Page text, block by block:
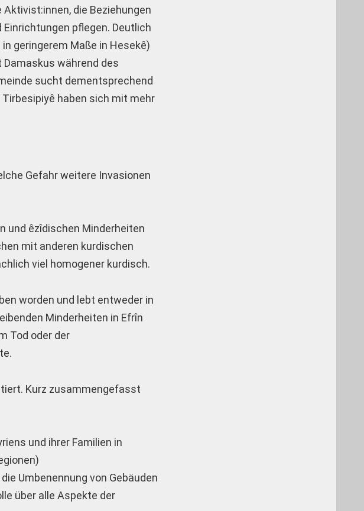
die Beziehungen
pflegen. Deutlich
geringerem Maße in Hesekê)
Damaskus während des
sucht dementsprechend
Tirbesipiyê haben sich mit mehr
Gefahr weitere Invasionen
und êzîdischen Minderheiten
mit anderen kurdischen
viel homogener kurdisch.
worden und lebt entweder in
Minderheiten in Efrîn
Tod oder der
Kurz zusammengefasst
und ihrer Familien in
Umbenennung von Gebäuden
über alle Aspekte der